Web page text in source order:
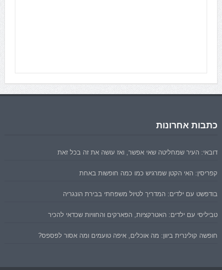
כתבות אחרונות
דובאי: העיר שמחליטה שאי אפשר, ואז עושה את זה בכל זאת
קפריסין: האי הקטן שמרגיש כמו כמה חופשות באחת
בודפשט עם ילדים: המדריך לטיול משפחתי בבירת הונגריה
טביליסי עם ילדים: האטרקציות, הפארקים והחוויות שכדאי להכיר
חופשה קולינרית ביוון: מה אוכלים, איפה טועמים ומה אסור לפספס?